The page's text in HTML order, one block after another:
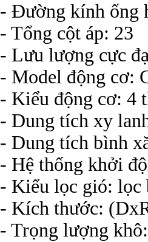
- Đường kính ống
- Tổng cột áp: 23
- Lưu lượng cực
- Model động cơ:
- Kiểu động cơ: 4
- Dung tích xy
- Dung tích bình
- Hệ thống khởi
- Kiểu lọc gió: lọc
- Kích thước:
- Trọng lượng